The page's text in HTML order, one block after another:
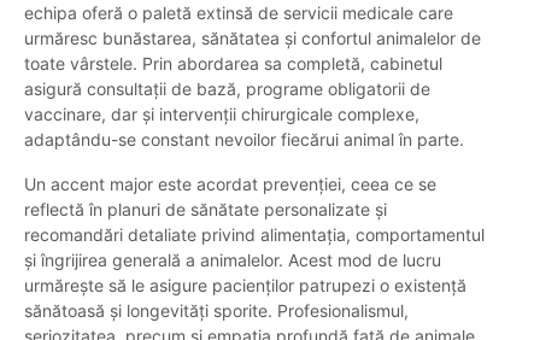
echipa oferă o paletă extinsă de servicii medicale care
urmăresc bunăstarea, sănătatea și confortul animalelor de
toate vârstele. Prin abordarea sa completă, cabinetul
asigură consultații de bază, programe obligatorii de
vaccinare, dar și intervenții chirurgicale complexe,
adaptându-se constant nevoilor fiecărui animal în parte.
Un accent major este acordat prevenției, ceea ce se
reflectă în planuri de sănătate personalizate și
recomandări detaliate privind alimentația, comportamentul
și îngrijirea generală a animalelor. Acest mod de lucru
urmărește să le asigure pacienților patrupezi o existență
sănătoasă și longevități sporite. Profesionalismul,
seriozitatea, precum și empatia profundă față de animale,